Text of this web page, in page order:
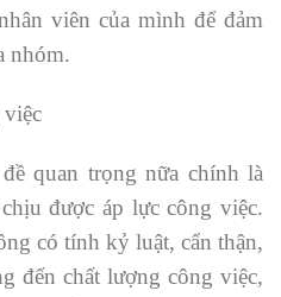
viên của mình để đảm
nhóm.
quan trọng nữa chính là
được áp lực công việc.
có tính kỷ luật, cẩn thận,
đến chất lượng công việc,